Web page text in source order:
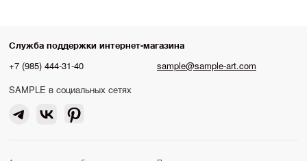
Служба поддержки интернет-магазина
+7 (985) 444-31-40
sample@sample-art.com
SAMPLE в социальных сетях